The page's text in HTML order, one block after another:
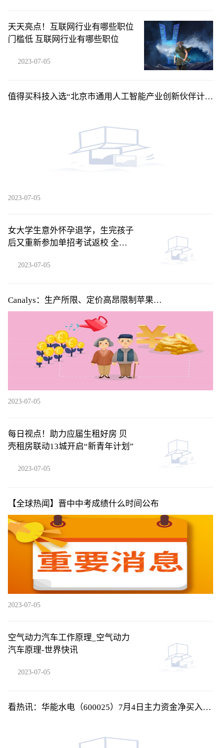
天天亮点！互联网行业有哪些职位
门槛低 互联网行业有哪些职位
2023-07-05
值得买科技入选“北京市通用人工智能产业创新伙伴计
2023-07-05
女大学生意外怀孕退学，生完孩子
后又重新参加单招考试返校 全球
2023-07-05
Canalys：生产所限、定价高昂限制苹果
(AAPL.US)Vision Pro系列首年销量 但5年内将积累用户
2023-07-05
每日视点！助力应届生租好房 贝
壳租房联动13城开启“新青年计划”
2023-07-05
【全球热闻】晋中中考成绩什么时间公布
2023-07-05
空气动力汽车工作原理_空气动力
汽车原理-世界快讯
2023-07-05
看热讯：华能水电（600025）7月4日主力资金净买入